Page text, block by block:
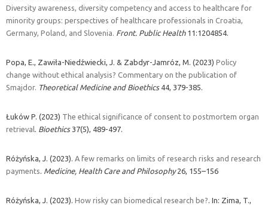
Diversity awareness, diversity competency and access to healthcare for
minority groups: perspectives of healthcare professionals in Croatia,
Germany, Poland, and Slovenia. Front. Public Health11:1204854.
Popa, E., Zawiła-Niedźwiecki, J. & Zabdyr-Jamróz, M. (2023) Policy
change without ethical analysis? Commentary on the publication of
Smajdor. Theoretical Medicine and Bioethics44, 379-385.
Łuków P. (2023) The ethical significance of consent to postmortem organ
retrieval Bioethics 37(5), 489-497.
Różyńska, J. (2023). A few remarks on limits of research risks and research
payments Medicine, Health Care and Philosophy26, 155–156
Różyńska, J. (2023). How risky can biomedical research be? . In: Zima, T.,